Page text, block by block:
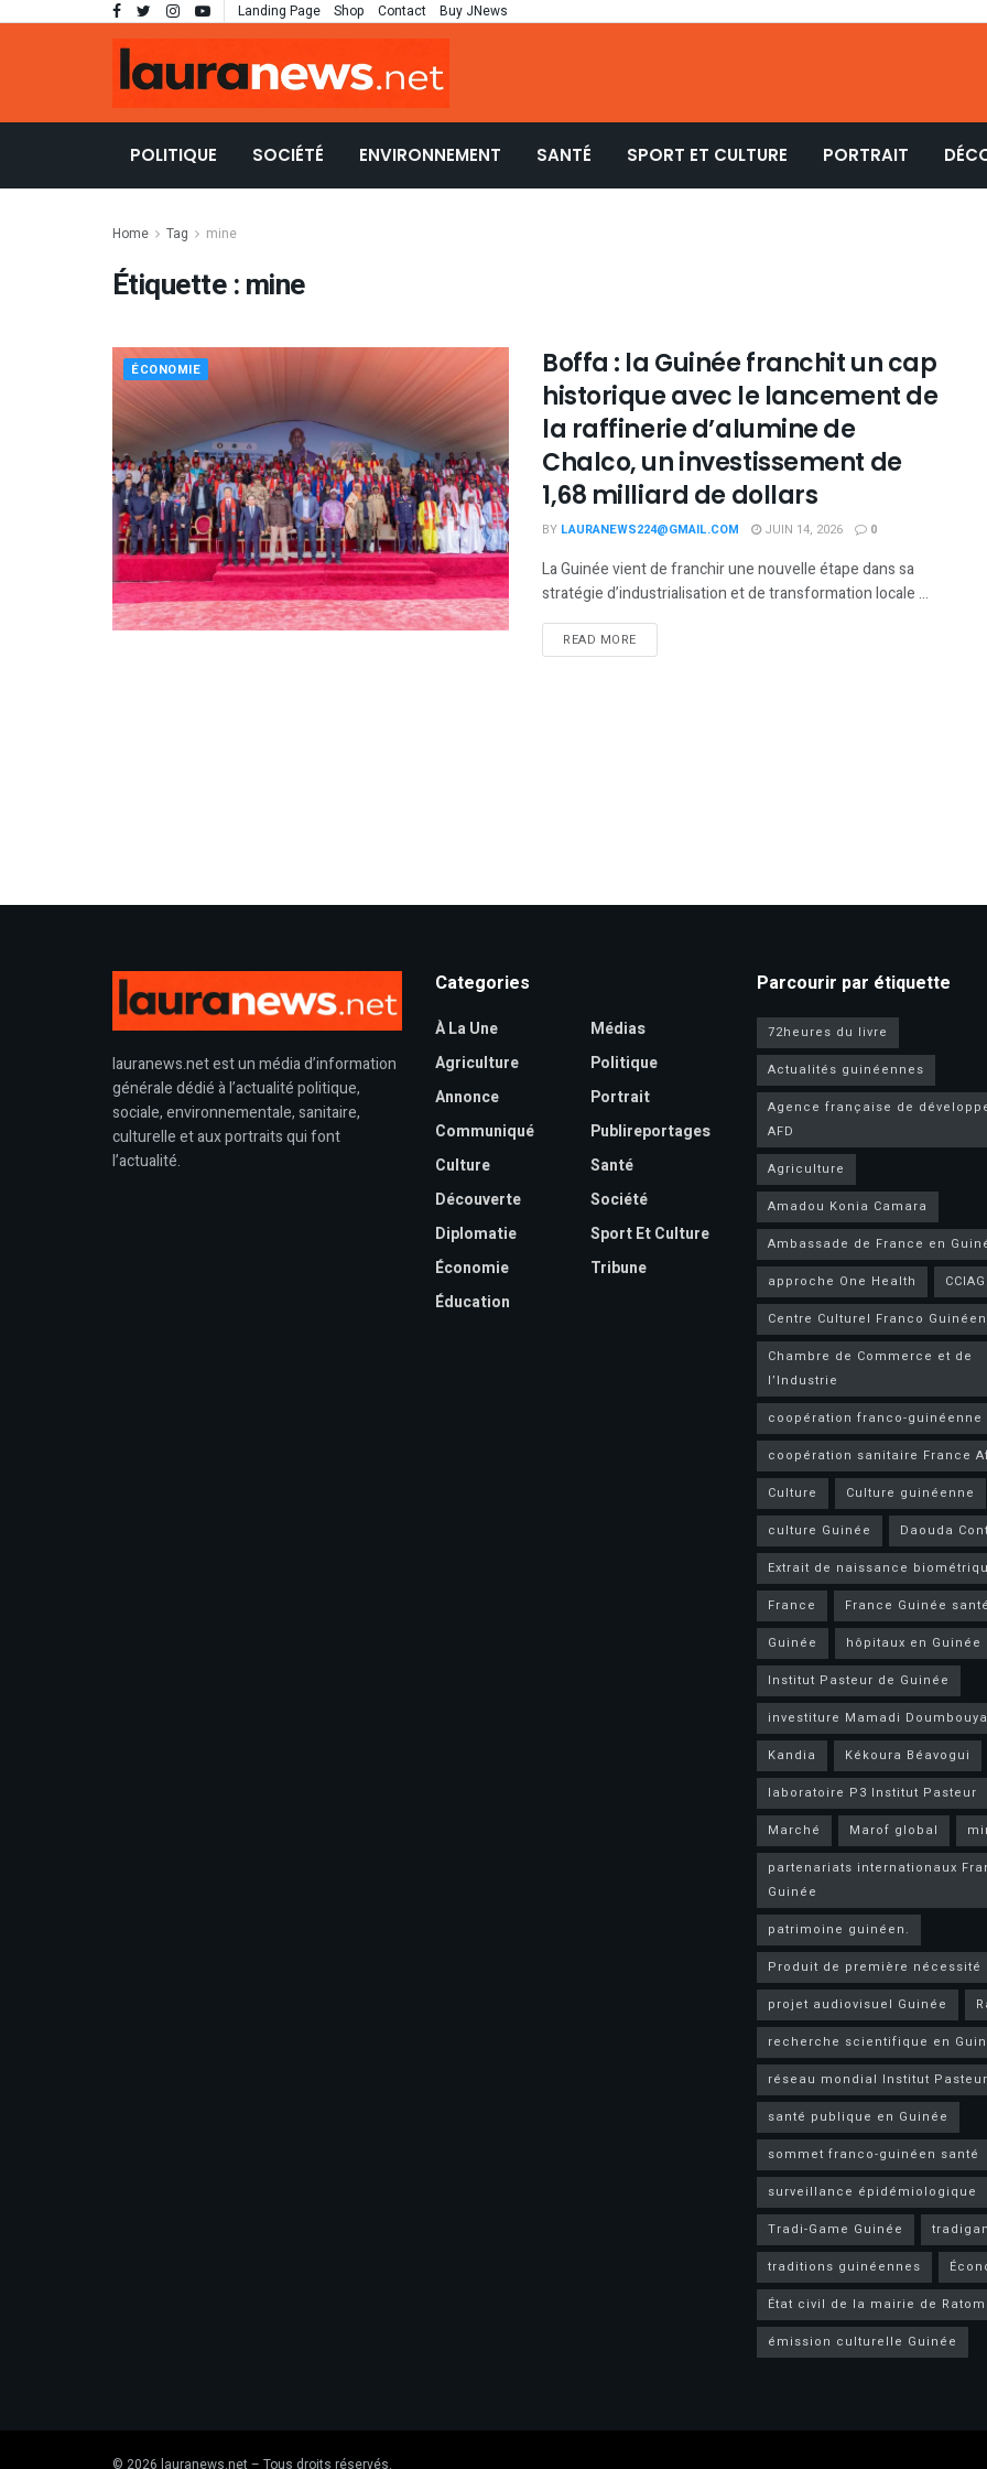
Landing Page Shop Contact Buy JNews
POLITIQUE SOCIÉTÉ ENVIRONNEMENT SANTÉ SPORT ET CULTURE PORTRAIT
Home Tag mine
Étiquette :mine
ÉCONOMIE
Boffa : la Guinée franchit un cap
historique avec le lancement de
la raffinerie d’alumine de
Chalco, un investissement de
1,68 milliard de dollars
BY LAURANEWS224@GMAIL.COM JUIN 14, 2026 0
La Guinée vient de franchir une nouvelle étape dans sa
stratégie d’industrialisation et de transformation locale ...
READ MORE
lauranews.net est un média d’information
générale dédié à l’actualité politique,
sociale, environnementale, sanitaire,
culturelle et aux portraits qui font
l’actualité.
Categories
À La Une
Agriculture
Annonce
Communiqué
Culture
Découverte
Diplomatie
Économie
Éducation
Médias
Politique
Portrait
Publireportages
Santé
Société
Sport Et Culture
Tribune
Parcourir par étiquette
72heures du livre
Actualités guinéennes
Agence française de
AFD
Agriculture
Amadou Konia Camara
Ambassade de France en
approche One Health
CCIAG
Centre Culturel Franco Guinéen
Chambre de Commerce et de
l’Industrie
coopération franco-guinéenne
coopération sanitaire France
Culture
Culture guinéenne
culture Guinée
Daouda
Extrait de naissance
France
France Guinée santé
Guinée
hôpitaux en Guinée
Institut Pasteur de Guinée
investiture Mamadi Doumbouya
Kandia
Kékoura Béavogui
laboratoire P3 Institut Pasteur
Marché
Marof global
partenariats internationaux
Guinée
patrimoine guinéen.
Produit de première nécessité
projet audiovisuel Guinée
recherche scientifique en
réseau mondial Institut Pasteur
santé publique en Guinée
sommet franco-guinéen santé
surveillance épidémiologique
Tradi-Game Guinée
traditions guinéennes
État civil de la mairie de
émission culturelle Guinée
© 2026 lauranews.net – Tous droits réservés.